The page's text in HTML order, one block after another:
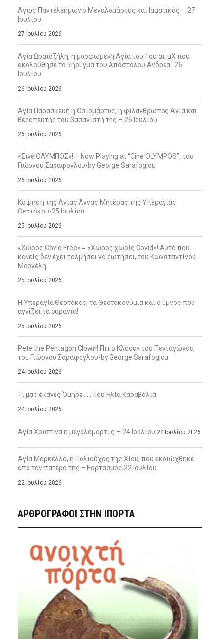
Άγιος Παντελεήμων ο Μεγαλομάρτυς και Ιαματικός – 27
Ιουλίου
27 Ιουλίου 2026
Αγία Ωραιοζήλη, η μορφωμένη Αγία του 1ου αι. μΧ που
ακολούθησε το κήρυγμα του Απόστολου Ανδρέα- 26
Ιουλίου
26 Ιουλίου 2026
Αγία Παρασκευή η Οσιομάρτυς, η φιλάνθρωπος Αγία και
θεραπευτής του βασανιστή της – 26 Ιουλίου
26 Ιουλίου 2026
«Σινέ ΟΛΥΜΠΟΣ»! – Now Playing at “Cine OLYMPOS”, του
Γιώργου Σαράφογλου-by George Sarafoglou
26 Ιουλίου 2026
Κοίμηση της Αγίας Άννας Μητέρας της Υπεραγίας
Θεοτόκου-25 Ιουλίου
25 Ιουλίου 2026
«Χώρος Covid Free» = «Χώρος χωρίς Covid»! Αυτό που
κανείς δεν έχει τολμήσει να ρωτήσει, του Κωνσταντίνου
Μαργέλη
25 Ιουλίου 2026
Η Υπεραγία Θεοτόκος, τα Θεοτοκονύμια και ο ύμνος που
αγγίζει τα ουράνια!
25 Ιουλίου 2026
Pete the Pentagon Clown! Πιτ ο Κλόουν του Πενταγώνου,
του Γιώργου Σαράφογλου-by George Sarafoglou
24 Ιουλίου 2026
Τι μας έκανες Όμηρε … , Του Ηλία Καραβόλια
24 Ιουλίου 2026
Αγία Χριστίνα η μεγαλομάρτυς – 24 Ιουλίου 24 Ιουλίου 2026
Αγία Μαρκέλλα, η Πολιούχος της Χίου, που εκδιώχθηκε
από τον πατέρα της – Εορτασμός 22 Ιουλίου
22 Ιουλίου 2026
ΑΡΘΡΟΓΡΑΦΟΙ ΣΤΗΝ IΠΟΡΤΑ